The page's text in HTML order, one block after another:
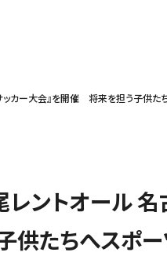
ッカー大会』を開催 将来を担う子供
レントオール
供たちへスポ